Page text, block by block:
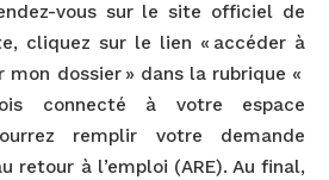
vous sur le site officiel de
cliquez sur le lien « accéder à
mon dossier » dans la rubrique «
connecté à votre espace
remplir votre demande
retour à l’emploi (ARE). Au final,